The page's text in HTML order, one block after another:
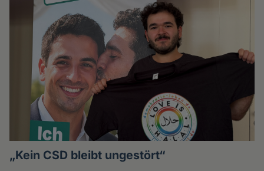
„Kein CSD bleibt ungestört“